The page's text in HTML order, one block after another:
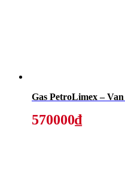
Gas PetroLimex –
570000₫